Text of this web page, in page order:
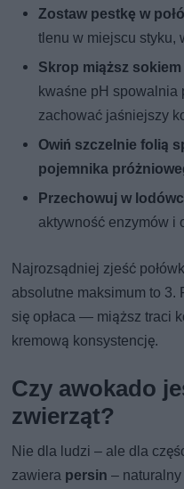
Zostaw pestkę w
tlenu w miejscu styku,
Skrop miąższ
kwaśne pH spowalnia
zachować jaśniejszy
Owiń szczelnie folią
pojemnika
Przechowuj w
aktywność enzymów i
Najrozsądniej zjeść
absolutne maksimum to
się opłaca — miąższ traci
kremową konsystencję.
Czy awokado
zwierząt?
Nie dla ludzi – ale dla
zawiera persin –